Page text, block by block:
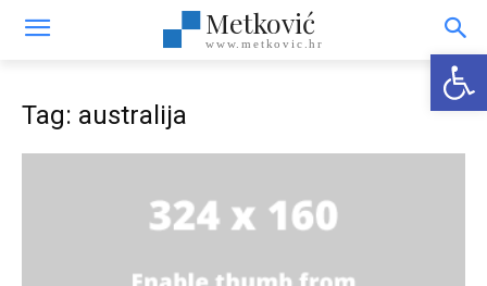
Metković
www.metkovic.hr
Tag: australija